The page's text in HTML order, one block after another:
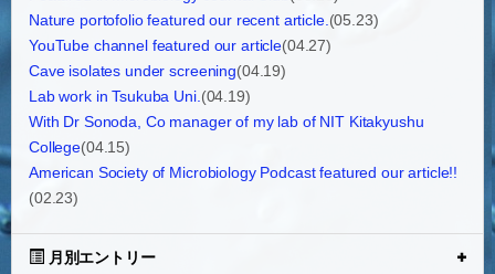
Nature portofolio featured our recent article.(05.23)
YouTube channel featured our article(04.27)
Cave isolates under screening(04.19)
Lab work in Tsukuba Uni.(04.19)
With Dr Sonoda, Co manager of my lab of NIT Kitakyushu
College(04.15)
American Society of Microbiology Podcast featured our article!!
(02.23)
月別エントリー